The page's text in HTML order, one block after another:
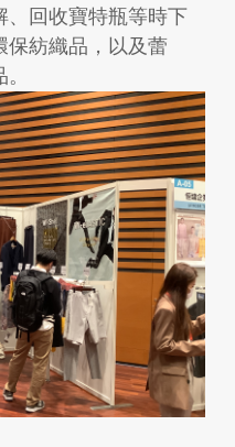
、回收寶特瓶等時下
保紡織品，以及蕾